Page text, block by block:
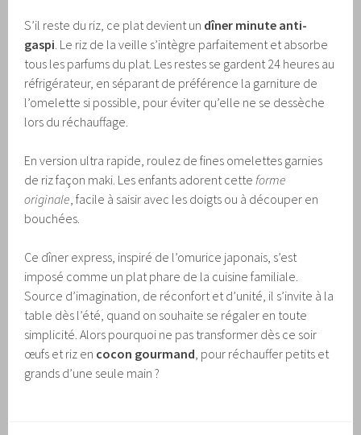
S’il reste du riz, ce plat devient un dîner minute anti-
gaspi. Le riz de la veille s’intègre parfaitement et absorbe
tous les parfums du plat. Les restes se gardent 24 heures au
réfrigérateur, en séparant de préférence la garniture de
l’omelette si possible, pour éviter qu’elle ne se dessèche
lors du réchauffage.
En version ultra rapide, roulez de fines omelettes garnies
de riz façon maki. Les enfants adorent cetteforme
originale, facile à saisir avec les doigts ou à découper en
bouchées.
Ce dîner express, inspiré de l’omurice japonais, s’est
imposé comme un plat phare de la cuisine familiale.
Source d’imagination, de réconfort et d’unité, il s’invite à la
table dès l’été, quand on souhaite se régaler en toute
simplicité. Alors pourquoi ne pas transformer dès ce soir
œufs et riz en cocon gourmand, pour réchauffer petits et
grands d’une seule main ?